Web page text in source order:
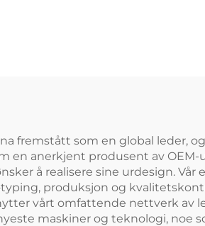
fremstått som en global leder,
en anerkjent produsent av
å realisere sine urdesign.
produksjon og
vårt omfattende nettverk av
maskiner og teknologi, noe